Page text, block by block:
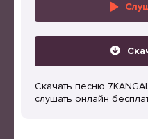
Скачать песню
слушать онлайн